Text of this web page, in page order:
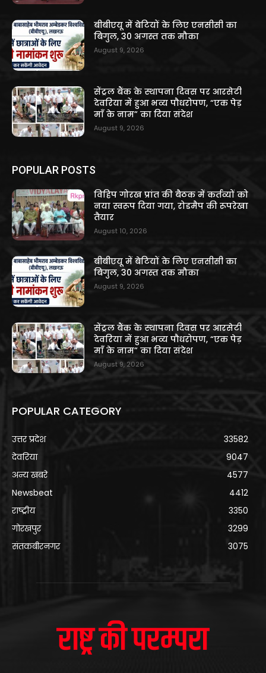
बीबीएयू में बेटियों के लिए एनसीसी का
बिगुल, 30 अगस्त तक मौका
August 9, 2026
सेंट्रल बैंक के स्थापना दिवस पर आरसेटी
देवरिया में हुआ भव्य पौधरोपण, “एक पेड़
माँ के नाम” का दिया संदेश
August 9, 2026
POPULAR POSTS
विहिप गोरख प्रांत की बैठक में कर्तव्यों को
नया स्वरूप दिया गया, रोडमैप की रूपरेखा
तैयार
August 10, 2026
बीबीएयू में बेटियों के लिए एनसीसी का
बिगुल, 30 अगस्त तक मौका
August 9, 2026
सेंट्रल बैंक के स्थापना दिवस पर आरसेटी
देवरिया में हुआ भव्य पौधरोपण, “एक पेड़
माँ के नाम” का दिया संदेश
August 9, 2026
POPULAR CATEGORY
उत्तर प्रदेश
33582
देवरिया
9047
अन्य खबरे
4577
Newsbeat
4412
राष्ट्रीय
3350
गोरखपुर
3299
संतकबीरनगर
3075